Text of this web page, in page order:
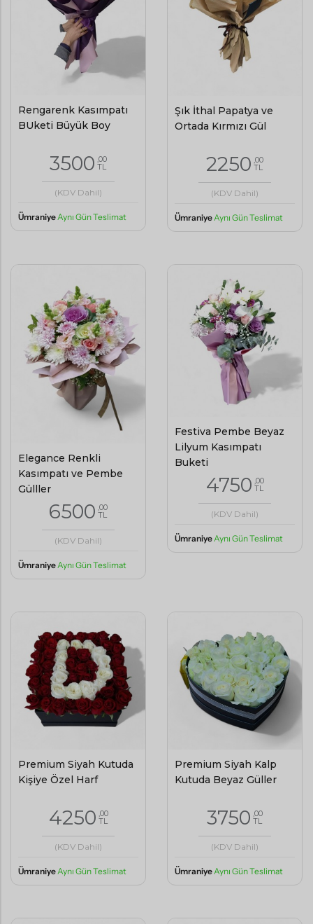
Rengarenk Kasımpatı
BUketi Büyük Boy
3500 ,00
TL
(KDV Dahil)
Ümraniye Aynı Gün Teslimat
Şık İthal Papatya ve
Ortada Kırmızı Gül
2250 ,00
TL
(KDV Dahil)
ÜmraniyeAynı Gün Teslimat
Elegance Renkli
Kasımpatı ve Pembe
Gülller
6500 ,00
TL
(KDV Dahil)
ÜmraniyeAynı Gün Teslimat
Festiva Pembe Beyaz
Lilyum Kasımpatı
Buketi
4750 ,00
TL
(KDV Dahil)
ÜmraniyeAynı Gün Teslimat
Premium Siyah Kutuda
Kişiye Özel Harf
4250 ,00
TL
(KDV Dahil)
ÜmraniyeAynı Gün Teslimat
Premium Siyah Kalp
Kutuda Beyaz Güller
3750 ,00
TL
(KDV Dahil)
ÜmraniyeAynı Gün Teslimat